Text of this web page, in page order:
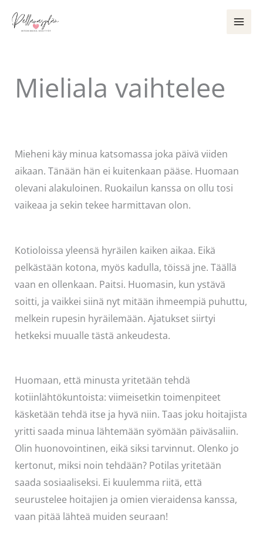
sisältöön
Mieliala vaihtelee
Mieheni käy minua katsomassa joka päivä viiden
aikaan. Tänään hän ei kuitenkaan pääse. Huomaan
olevani alakuloinen. Ruokailun kanssa on ollu tosi
vaikeaa ja sekin tekee harmittavan olon.
Kotioloissa yleensä hyräilen kaiken aikaa. Eikä
pelkästään kotona, myös kadulla, töissä jne. Täällä
vaan en ollenkaan. Paitsi. Huomasin, kun ystävä
soitti, ja vaikkei siinä nyt mitään ihmeempiä puhuttu,
melkein rupesin hyräilemään. Ajatukset siirtyi
hetkeksi muualle tästä ankeudesta.
Huomaan, että minusta yritetään tehdä
kotiinlähtökuntoista: viimeisetkin toimenpiteet
käsketään tehdä itse ja hyvä niin. Taas joku hoitajista
yritti saada minua lähtemään syömään päiväsaliin.
Olin huonovointinen, eikä siksi tarvinnut. Olenko jo
kertonut, miksi noin tehdään? Potilas yritetään
saada sosiaaliseksi. Ei kuulemma riitä, että
seurustelee hoitajien ja omien vieraidensa kanssa,
vaan pitää lähteä muiden seuraan!